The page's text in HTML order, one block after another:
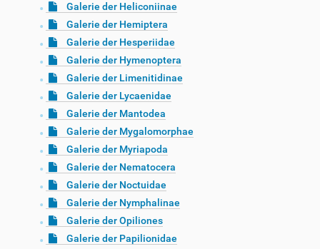
Galerie der Heliconiinae
Galerie der Hemiptera
Galerie der Hesperiidae
Galerie der Hymenoptera
Galerie der Limenitidinae
Galerie der Lycaenidae
Galerie der Mantodea
Galerie der Mygalomorphae
Galerie der Myriapoda
Galerie der Nematocera
Galerie der Noctuidae
Galerie der Nymphalinae
Galerie der Opiliones
Galerie der Papilionidae